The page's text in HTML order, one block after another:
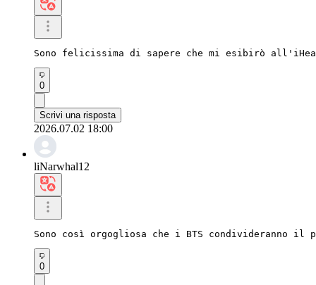
Sono felicissima di sapere che mi esibirò
0
Scrivi una risposta
2026.07.02 18:00
liNarwhal12
Sono così orgogliosa che i BTS
0